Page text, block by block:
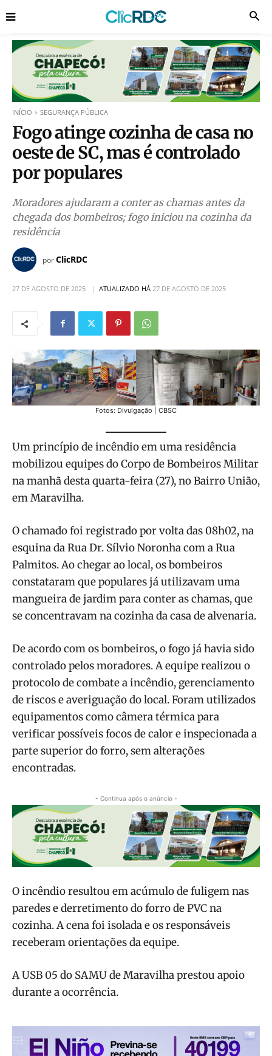
INÍCIO SEGURANÇA PÚBLICA
Fogo atinge cozinha de casa no
oeste de SC, mas é controlado
por populares
Moradores ajudaram a conter as chamas antes da
chegada dos bombeiros; fogo iniciou na cozinha da
residência
porClicRDC
27 DE AGOSTO DE 2025 ATUALIZADO HÁ 27 DE AGOSTO DE 2025
Fotos: Divulgação | CBSC
Um princípio de incêndio em uma residência
mobilizou equipes do Corpo de Bombeiros Militar
na manhã desta quarta-feira (27), no Bairro União,
em Maravilha.
O chamado foi registrado por volta das 08h02, na
esquina da Rua Dr. Sílvio Noronha com a Rua
Palmitos. Ao chegar ao local, os bombeiros
constataram que populares já utilizavam uma
mangueira de jardim para conter as chamas, que
se concentravam na cozinha da casa de alvenaria.
De acordo com os bombeiros, o fogo já havia sido
controlado pelos moradores. A equipe realizou o
protocolo de combate a incêndio, gerenciamento
de riscos e averiguação do local. Foram utilizados
equipamentos como câmera térmica para
verificar possíveis focos de calor e inspecionada a
parte superior do forro, sem alterações
encontradas.
- Continua após o anúncio -
O incêndio resultou em acúmulo de fuligem nas
paredes e derretimento do forro de PVC na
cozinha. A cena foi isolada e os responsáveis
receberam orientações da equipe.
A USB 05 do SAMU de Maravilha prestou apoio
durante a ocorrência.